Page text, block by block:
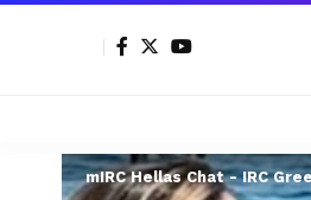
mIRC Hellas Chat - IRC Greek